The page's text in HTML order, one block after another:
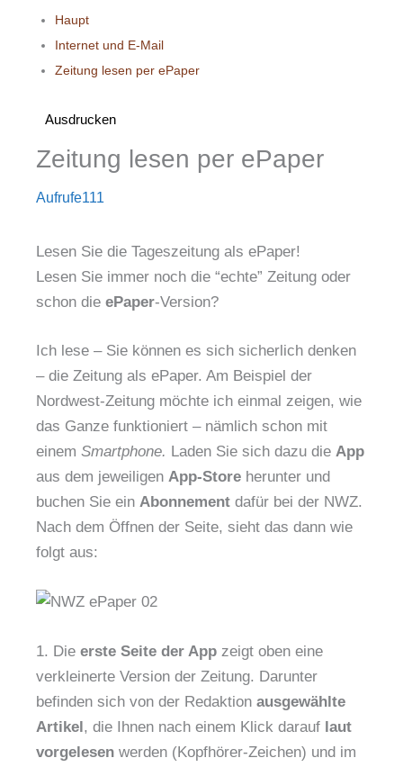
Haupt
Internet und E-Mail
Zeitung lesen per ePaper
Ausdrucken
Zeitung lesen per ePaper
Aufrufe111
Lesen Sie die Tageszeitung als ePaper!
Lesen Sie immer noch die “echte” Zeitung oder
schon die ePaper-Version?
Ich lese – Sie können es sich sicherlich denken
– die Zeitung als ePaper. Am Beispiel der
Nordwest-Zeitung möchte ich einmal zeigen, wie
das Ganze funktioniert – nämlich schon mit
einem Smartphone. Laden Sie sich dazu die App
aus dem jeweiligen App-Store herunter und
buchen Sie ein Abonnement dafür bei der NWZ.
Nach dem Öffnen der Seite, sieht das dann wie
folgt aus:
1. Die erste Seite der App zeigt oben eine
verkleinerte Version der Zeitung. Darunter
befinden sich von der Redaktion ausgewählte
Artikel, die Ihnen nach einem Klick darauf laut
vorgelesen werden (Kopfhörer-Zeichen) und im